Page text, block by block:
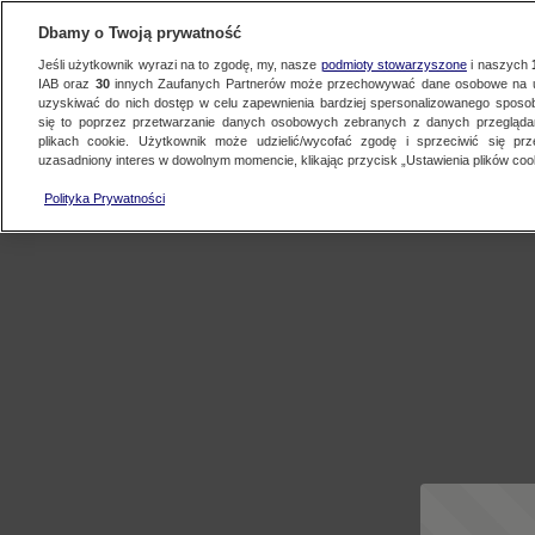
Dbamy o Twoją prywatność
Jeśli użytkownik wyrazi na to zgodę, my, nasze podmioty stowarzyszonei naszych
IAB oraz 30innych Zaufanych Partnerów może przechowywać dane osobowe na
uzyskiwać do nich dostęp w celu zapewnienia bardziej spersonalizowanego
się to poprzez przetwarzanie danych osobowych zebranych z danych
plikach cookie. Użytkownik może udzielić/wycofać zgodę i sprzeciwić się
uzasadniony interes w dowolnym momencie, klikając przycisk „Ustawienia plików
Polityka Prywatności